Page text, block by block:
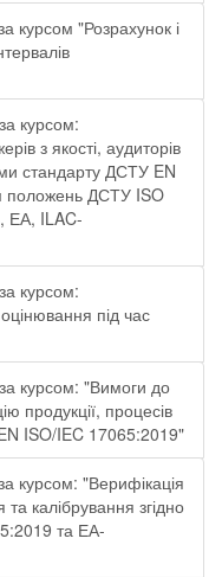
курсом "Розрахунок і
курсом:
з якості, аудиторів
стандарту ДСТУ EN
положень ДСТУ ISO
ЕА, ILAC-
курсом:
під час
курсом: "Вимоги до
продукції, процесів
ISO/IEC 17065:2019"
курсом: "Верифікація
калібрування згідно
та ЕА-